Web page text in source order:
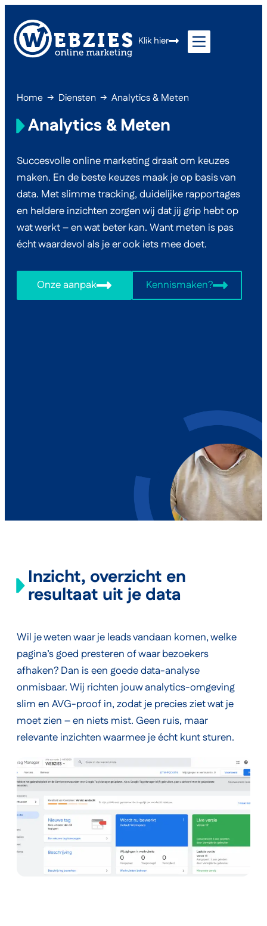
Klik hier
Home → Diensten → Analytics & Meten
Analytics & Meten
Succesvolle online marketing draait om keuzes
maken. En de beste keuzes maak je op basis van
data. Met slimme tracking, duidelijke rapportages
en heldere inzichten zorgen wij dat jij grip hebt op
wat werkt – en wat beter kan. Want meten is pas
écht waardevol als je er ook iets mee doet.
Onze aanpak Kennismaken?
Inzicht, overzicht en
resultaat uit je data
Wil je weten waar je leads vandaan komen, welke
pagina’s goed presteren of waar bezoekers
afhaken? Dan is een goede data-analyse
onmisbaar. Wij richten jouw analytics-omgeving
slim en AVG-proof in, zodat je precies ziet wat je
moet zien – en niets mist. Geen ruis, maar
relevante inzichten waarmee je écht kunt sturen.